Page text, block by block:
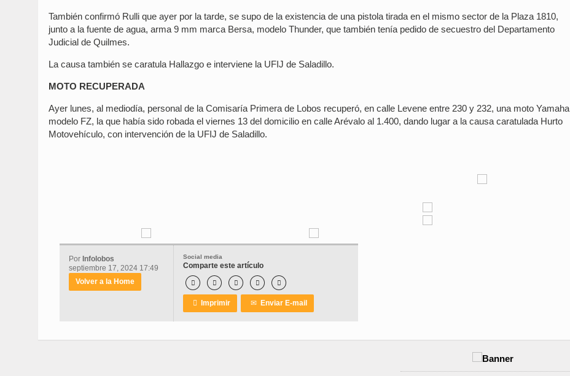
También confirmó Rulli que ayer por la tarde, se supo de la existencia de una pistola tirada en el mismo sector de la Plaza 1810,
junto a la fuente de agua, arma 9 mm marca Bersa, modelo Thunder, que también tenía pedido de secuestro del Departamento
Judicial de Quilmes.
La causa también se caratula Hallazgo e interviene la UFIJ de Saladillo.
MOTO RECUPERADA
Ayer lunes, al mediodía, personal de la Comisaría Primera de Lobos recuperó, en calle Levene entre 230 y 232, una moto Yamaha
modelo FZ, la que había sido robada el viernes 13 del domicilio en calle Arévalo al 1.400, dando lugar a la causa caratulada Hurto
Motovehículo, con intervención de la UFIJ de Saladillo.
Social media
Comparte este artículo
    
 Imprimir ✉ Enviar E-mail
PorInfolobos
septiembre 17, 2024 17:49
Volver a la Home